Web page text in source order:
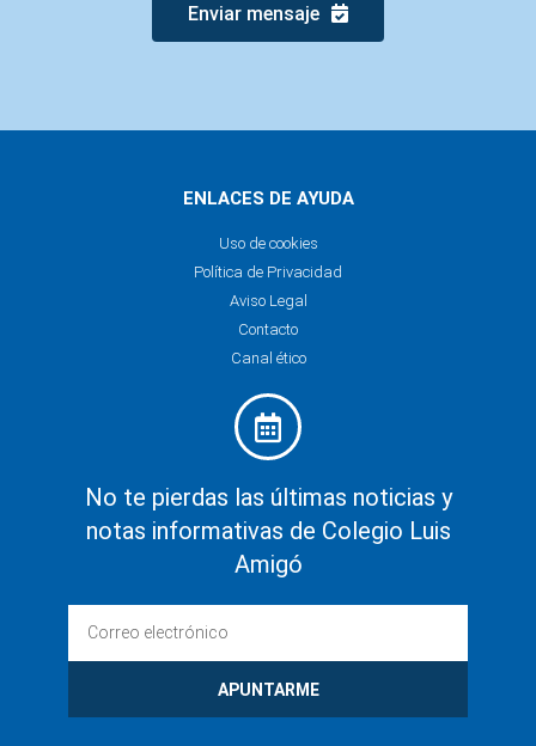
Enviar mensaje
ENLACES DE AYUDA
Uso de cookies
Política de Privacidad
Aviso Legal
Contacto
Canal ético
No te pierdas las últimas noticias y
notas informativas de Colegio Luis
Amigó
APUNTARME